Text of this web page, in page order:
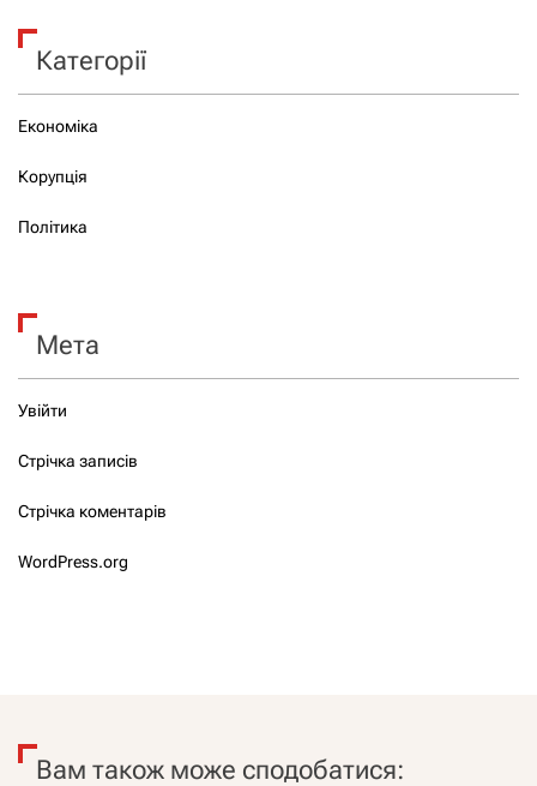
Категорії
Економіка
Корупція
Політика
Мета
Увійти
Стрічка записів
Стрічка коментарів
WordPress.org
Вам також може сподобатися: